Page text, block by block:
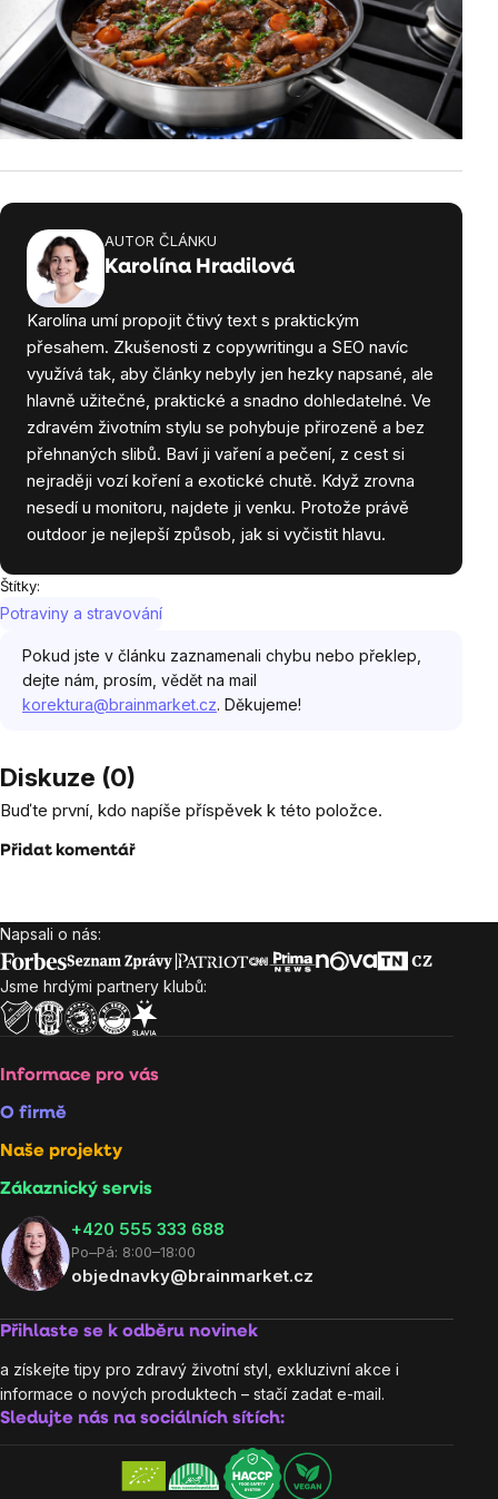
AUTOR ČLÁNKU
Karolína Hradilová
Karolína umí propojit čtivý text s praktickým
přesahem. Zkušenosti z copywritingu a SEO navíc
využívá tak, aby články nebyly jen hezky napsané, ale
hlavně užitečné, praktické a snadno dohledatelné. Ve
zdravém životním stylu se pohybuje přirozeně a bez
přehnaných slibů. Baví ji vaření a pečení, z cest si
nejraději vozí koření a exotické chutě. Když zrovna
nesedí u monitoru, najdete ji venku. Protože právě
outdoor je nejlepší způsob, jak si vyčistit hlavu.
Štítky:
Potraviny a stravování
Pokud jste v článku zaznamenali chybu nebo překlep,
dejte nám, prosím, vědět na mail
korektura@brainmarket.cz. Děkujeme!
Diskuze (0)
Buďte první, kdo napíše příspěvek k této položce.
Přidat komentář
Zápatí
Napsali o nás:
Jsme hrdými partnery klubů:
Informace pro vás
O firmě
Naše projekty
Zákaznický servis
‭+420 555 333 688
Po–Pá: 8:00–18:00
objednavky@brainmarket.cz
Přihlaste se k odběru novinek
a získejte tipy pro zdravý životní styl, exkluzivní akce i
informace o nových produktech – stačí zadat e-mail.
Sledujte nás na sociálních sítích: